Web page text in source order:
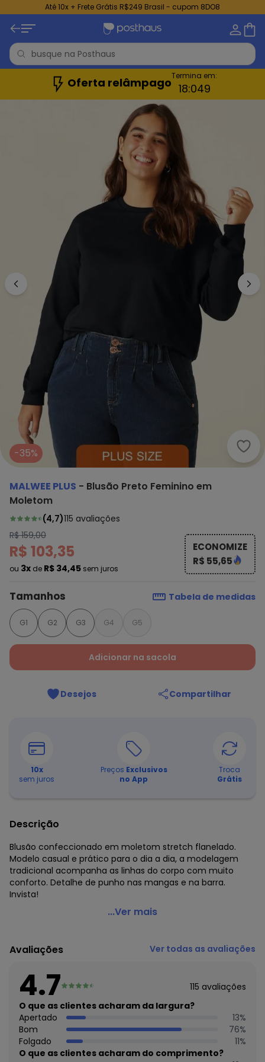
Até 10x + Frete Grátis R$249 Brasil - cupom 8DO8
Oferta relâmpagoTermina em:
18:048
-35%
MALWEE PLUS - Blusão Preto Feminino em
Moletom
(4,7)115 avaliações
R$ 159,00
R$ 103,35
ou 3x de R$ 34,45 sem juros
ECONOMIZE
R$ 55,65
Tamanhos Tabela de medidas
G1 G2 G3 G4 G5
Adicionar na sacola
Desejos Compartilhar
10x
sem juros
Preços Exclusivos
no App
Troca
Grátis
Descrição
Blusão confeccionado em moletom stretch flanelado.
Modelo casual e prático para o dia a dia, a modelagem
tradicional acompanha as linhas do corpo com muito
conforto. Detalhe de punho nas mangas e na barra.
Invista!
Malwee Plus - Blusão Preto Feminino em Moletom
Comprimento da manga: Longa
Decote frente: Redondo
Feito: Brasil
Cuidados para conservação do produto: Basta deixar a
peça de molho em uma bacia de água fria. Na água, dilua
um pouco de sabão para roupas delicadas ou meio copo
de vinagre branco. Depois, é só esfregar delicadamente e
secar à sombra.
...Ver mais
Avaliações Ver todas as avaliações
4.7 115 avaliações
O que as clientes acharam da largura?
Apertado
13%
Bom
76%
Folgado
11%
O que as clientes acharam do comprimento?